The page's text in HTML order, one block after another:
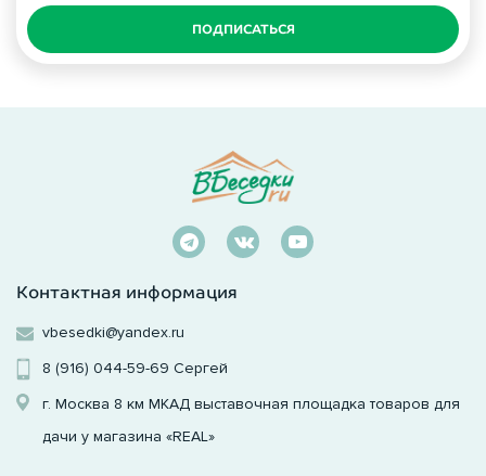
ПОДПИСАТЬСЯ
Контактная информация
vbesedki@yandex.ru
8 (916) 044-59-69 Сергей
г. Москва 8 км МКАД выставочная площадка товаров для
дачи у магазина «REAL»